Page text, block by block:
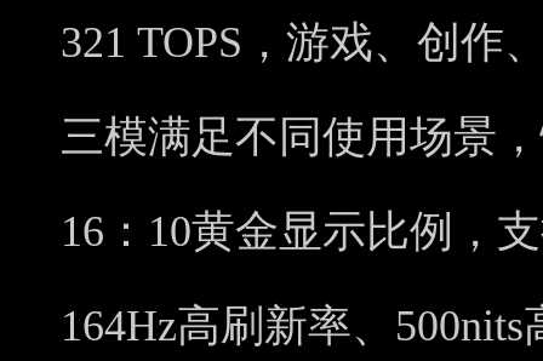
321 TOPS，游戏、创作
三模满足不同使用场景
16：10黄金显示比例，
164Hz高刷新率、